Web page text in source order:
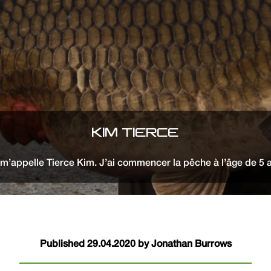
KIM TIERCE
Tierce Kim. J’ai commencer la pêche à l’âge de 5
Published 29.04.2020 by Jonathan Burrows